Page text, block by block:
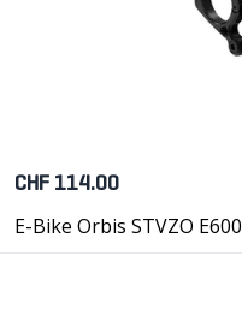
CHF 114.00
E-Bike Orbis STVZO